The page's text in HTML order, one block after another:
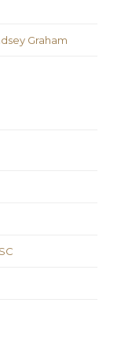
Graham